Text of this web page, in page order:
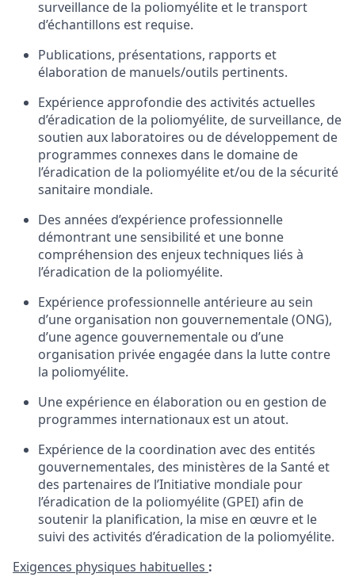
surveillance de la poliomyélite et le transport
d’échantillons est requise.
Publications, présentations, rapports et
élaboration de manuels/outils pertinents.
Expérienceapprofondie des activités actuelles
d’éradication de la poliomyélite, de surveillance, de
soutien aux laboratoires ou de développement de
programmes connexes dans le domaine de
l’éradication de la poliomyélite et/ou de la sécurité
sanitaire mondiale.
Des années d’expérience professionnelle
démontrant unesensibilité et une bonne
compréhension des enjeuxtechniques liés à
l’éradication de la poliomyélite.
Expérience professionnelleantérieureau sein
d’une organisation non gouvernementale(ONG),
d’uneagence gouvernementale ou d’une
organisation privée engagée dans la lutte contre
la poliomyélite.
Une expérience en élaboration ou en gestion de
programmes internationaux est un atout.
Expérience de la coordination avec des entités
gouvernementales, des ministères de la Santé et
des partenaires de l’Initiative mondiale pour
l’éradication de la poliomyélite(GPEI)afin de
soutenir la planification, la mise en œuvre et le
suivi des activités d’éradication de la poliomyélite.
Exigences physiques habituelles :